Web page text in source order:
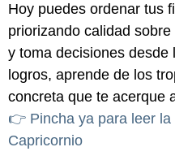
Hoy puedes ordenar tus
priorizando calidad
y toma decisiones desde
logros, aprende de los
concreta que te acerque
👉 Pincha ya para leer
Capricornio